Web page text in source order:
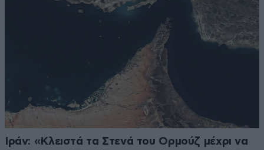
Ιράν: «Κλειστά τα Στενά του Ορμούζ μέχρι να